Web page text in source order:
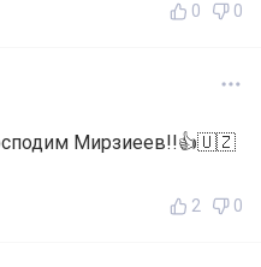
0 0
Мирзиеев!!👍🇺🇿
2 0